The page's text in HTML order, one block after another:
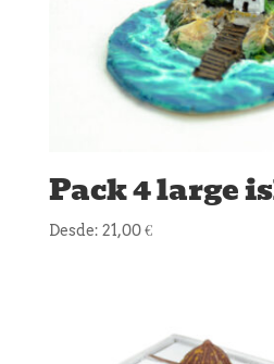
Pack 4 large
Desde: 21,00€